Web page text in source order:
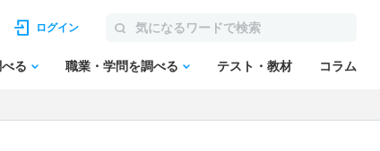
ログイン
る 職業・学問を調べる テスト・教材 コラム